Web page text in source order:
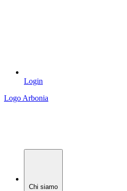
Login
Logo Arbonia
Chi siamo